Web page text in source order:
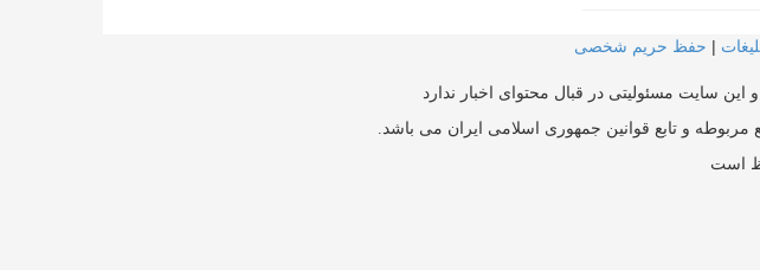
| حفظ حریم شخصی
سایت مسئولیتی در قبال محتوای اخبار ندارد
و تابع قوانین جمهوری اسلامی ایران می باشد.
است